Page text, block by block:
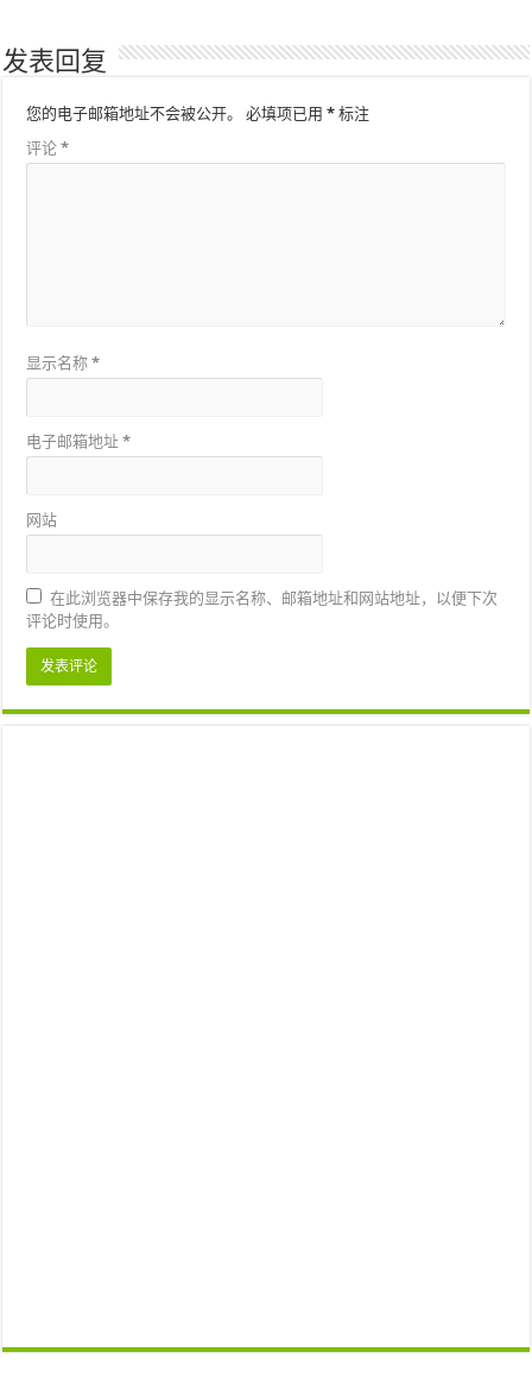
发表回复
您的电子邮箱地址不会被公开。 必填项已用* 标注
评论*
显示名称*
电子邮箱地址*
网站
在此浏览器中保存我的显示名称、邮箱地址和网站地址，以便下次
评论时使用。